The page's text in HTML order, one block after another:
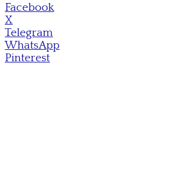
Facebook
X
Telegram
WhatsApp
Pinterest